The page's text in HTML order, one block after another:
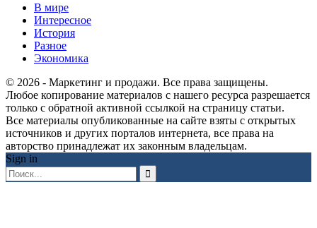
В мире
Интересное
История
Разное
Экономика
© 2026 - Маркетинг и продажи. Все права защищены.
Любое копирование материалов с нашего ресурса разрешается
только с обратной активной ссылкой на страницу статьи.
Все материалы опубликованные на сайте взяты с открытых
источников и других порталов интернета, все права на
авторство принадлежат их законным владельцам.
Sign in